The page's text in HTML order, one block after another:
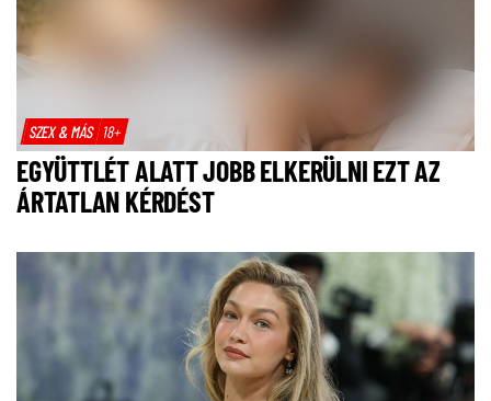
SZEX & MÁS 18+
EGYÜTTLÉT ALATT JOBB ELKERÜLNI EZT AZ
ÁRTATLAN KÉRDÉST